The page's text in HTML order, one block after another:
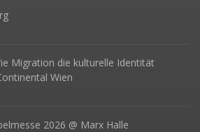
Migration die kulturelle Identität
Wien
2026 @ Marx Halle